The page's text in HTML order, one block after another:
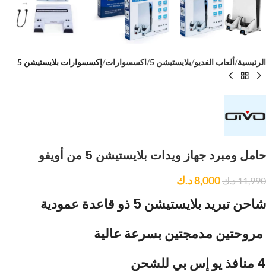
الرئيسية ألعاب الفديو بلايستيشن 5 اكسسوارات إكسسوارات بلايستيشن 5
حامل ومبرد جهاز ويدات بلايستيشن 5 من أويفو
11,990د.ك8,000د.ك
شاحن تبريد بلايستيشن 5 ذو قاعدة عمودية
مروحتين مدمجتين بسرعة عالية
4 منافذ يو إس بي للشحن